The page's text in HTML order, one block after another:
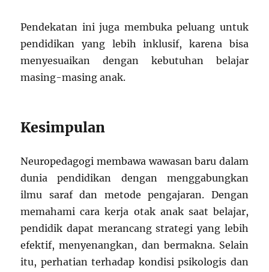
Pendekatan ini juga membuka peluang untuk
pendidikan yang lebih inklusif, karena bisa
menyesuaikan dengan kebutuhan belajar
masing-masing anak.
Kesimpulan
Neuropedagogi membawa wawasan baru dalam
dunia pendidikan dengan menggabungkan
ilmu saraf dan metode pengajaran. Dengan
memahami cara kerja otak anak saat belajar,
pendidik dapat merancang strategi yang lebih
efektif, menyenangkan, dan bermakna. Selain
itu, perhatian terhadap kondisi psikologis dan